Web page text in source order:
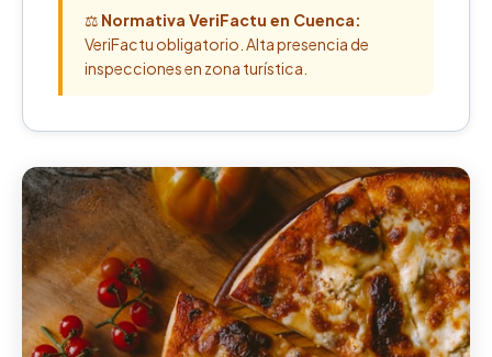
⚖️ Normativa VeriFactu en Cuenca:
VeriFactu obligatorio. Alta presencia de
inspecciones en zona turística.